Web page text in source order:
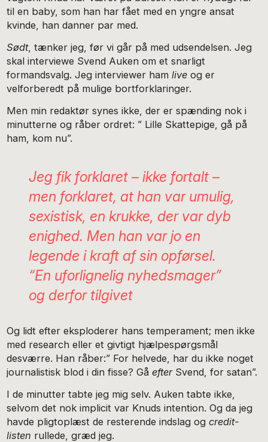
til en baby, som han har fået med en yngre ansat
kvinde, han danner par med.
Sødt, tænker jeg, før vi går på med udsendelsen. Jeg
skal interviewe Svend Auken om et snarligt
formandsvalg. Jeg interviewer ham live og er
velforberedt på mulige bortforklaringer.
Men min redaktør synes ikke, der er spænding nok i
minutterne og råber ordret: ” Lille Skattepige, gå på
ham, kom nu”.
Jeg fik forklaret – ikke fortalt –
men forklaret, at han var umulig,
sexistisk, en krukke, der var dyb
enighed. Men han var jo en
legende i kraft af sin opførsel.
“En uforlignelig nyhedsmager”
og derfor tilgivet
Og lidt efter eksploderer hans temperament; men ikke
med research eller et givtigt hjælpespørgsmål
desværre. Han råber:” For helvede, har du ikke noget
journalistisk blod i din fisse? GåefterSvend, for satan”.
I de minutter tabte jeg mig selv. Auken tabte ikke,
selvom det nok implicit var Knuds intention. Og da jeg
havde pligtoplæst de resterende indslag ogcredit-
listen rullede, græd jeg.